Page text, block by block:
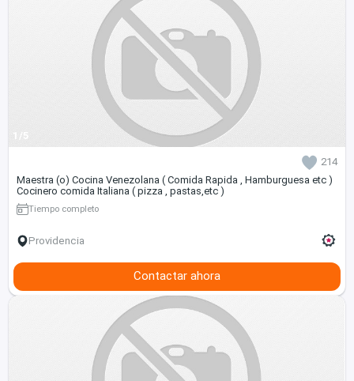
1/5
214
Maestra (o) Cocina Venezolana ( Comida Rapida , Hamburguesa etc )
Cocinero comida Italiana ( pizza , pastas,etc )
Tiempo completo
Providencia
Contactar ahora